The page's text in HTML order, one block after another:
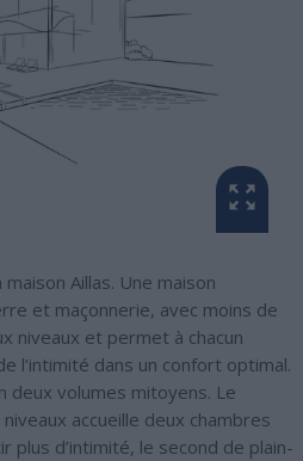
Aillas. Une maison
et maçonnerie, avec moins de
niveaux et permet à chacun
l’intimité dans un confort optimal.
deux volumes mitoyens. Le
accueille deux chambres
plus d’intimité, le second de plain-